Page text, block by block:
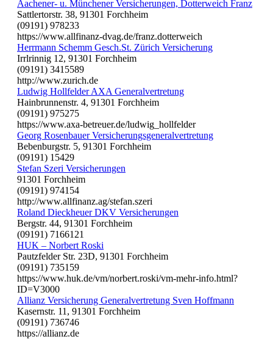
Aachener- u. Münchener Versicherungen, Dotterweich Franz
Sattlertorstr. 38, 91301 Forchheim
(09191) 978233
https://www.allfinanz-dvag.de/franz.dotterweich
Herrmann Schemm Gesch.St. Zürich Versicherung
Irrlrinnig 12, 91301 Forchheim
(09191) 3415589
http://www.zurich.de
Ludwig Hollfelder AXA Generalvertretung
Hainbrunnenstr. 4, 91301 Forchheim
(09191) 975275
https://www.axa-betreuer.de/ludwig_hollfelder
Georg Rosenbauer Versicherungsgeneralvertretung
Bebenburgstr. 5, 91301 Forchheim
(09191) 15429
Stefan Szeri Versicherungen
91301 Forchheim
(09191) 974154
http://www.allfinanz.ag/stefan.szeri
Roland Dieckheuer DKV Versicherungen
Bergstr. 44, 91301 Forchheim
(09191) 7166121
HUK – Norbert Roski
Pautzfelder Str. 23D, 91301 Forchheim
(09191) 735159
https://www.huk.de/vm/norbert.roski/vm-mehr-info.html?
ID=V3000
Allianz Versicherung Generalvertretung Sven Hoffmann
Kasernstr. 11, 91301 Forchheim
(09191) 736746
https://allianz.de